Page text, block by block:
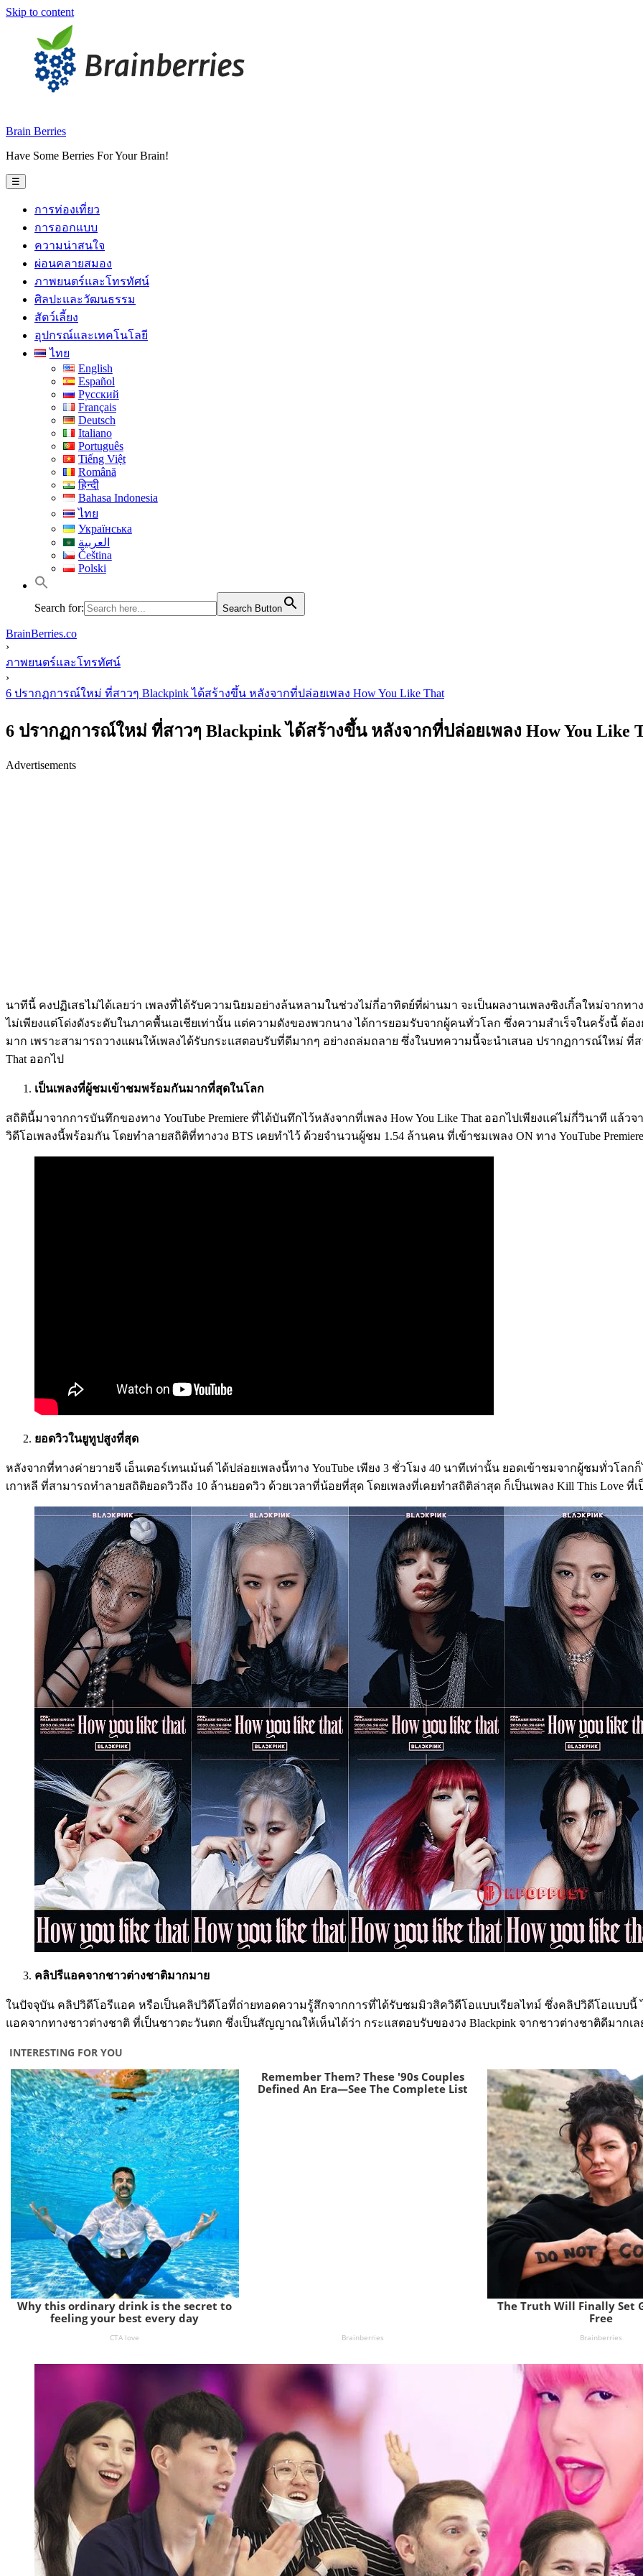
Skip to content
Brain Berries
Have Some Berries For Your Brain!
☰
การท่องเที่ยว
การออกแบบ
ความน่าสนใจ
ผ่อนคลายสมอง
ภาพยนตร์และโทรทัศน์
ศิลปะและวัฒนธรรม
สัตว์เลี้ยง
อุปกรณ์และเทคโนโลยี
ไทย
English
Español
Русский
Français
Deutsch
Italiano
Português
Tiếng Việt
Română
हिन्दी
Bahasa Indonesia
ไทย
Українська
العربية
Čeština
Polski
Search for: Search Button
BrainBerries.co
›
ภาพยนตร์และโทรทัศน์
›
6 ปรากฏการณ์ใหม่ ที่สาวๆ Blackpink ได้สร้างขึ้น หลังจากที่ปล่อยเพลง How You Like That
6 ปรากฏการณ์ใหม่ ที่สาวๆ Blackpink ได้สร้างขึ้น หลังจากที่ปล่อยเพลง How You Like
Advertisements
นาทีนี้ คงปฏิเสธไม่ได้เลยว่า เพลงที่ได้รับความนิยมอย่างล้นหลามในช่วงไม่กี่อาทิตย์ที่ผ่านมา จะเป็นผลงานเพลงซิงเกิ้ลใหม่จากทา
ไม่เพียงแต่โด่งดังระดับในภาคพื้นเอเชียเท่านั้น แต่ความดังของพวกนาง ได้การยอมรับจากผู้คนทั่วโลก ซึ่งความสำเร็จในครั้งนี้ ต้อ
มาก เพราะสามารถวางแผนให้เพลงได้รับกระแสตอบรับที่ดีมากๆ อย่างถล่มถลาย ซึ่งในบทความนี้จะนำเสนอ ปรากฏการณ์ใหม่ ที่ส
That ออกไป
เป็นเพลงที่ผู้ชมเข้าชมพร้อมกันมากที่สุดในโลก
สถิตินี้มาจากการบันทึกของทาง YouTube Premiere ที่ได้บันทึกไว้หลังจากที่เพลง How You Like That ออกไปเพียงแค่ไม่กี่วินาที แ
วิดีโอเพลงนี้พร้อมกัน โดยทำลายสถิติที่ทางวง BTS เคยทำไว้ ด้วยจำนวนผู้ชม 1.54 ล้านคน ที่เข้าชมเพลง ON ทาง YouTube Premiere
ยอดวิวในยูทูปสูงที่สุด
หลังจากที่ทางค่ายวายจี เอ็นเตอร์เทนเม้นต์ ได้ปล่อยเพลงนี้ทาง YouTube เพียง 3 ชั่วโมง 40 นาทีเท่านั้น ยอดเข้าชมจากผู้ชมทั่วโล
เกาหลี ที่สามารถทำลายสถิติยอดวิวถึง 10 ล้านยอดวิว ด้วยเวลาที่น้อยที่สุด โดยเพลงที่เคยทำสถิติล่าสุด ก็เป็นเพลง Kill This Love ที่
คลิปรีแอคจากชาวต่างชาติมากมาย
ในปัจจุบัน คลิปวิดีโอรีแอค หรือเป็นคลิปวิดีโอที่ถ่ายทอดความรู้สึกจากการที่ได้รับชมมิวสิควิดีโอแบบเรียลไทม์ ซึ่งคลิปวิดีโอแบบนี้
แอคจากทางชาวต่างชาติ ที่เป็นชาวตะวันตก ซึ่งเป็นสัญญาณให้เห็นได้ว่า กระแสตอบรับของวง Blackpink จากชาวต่างชาติดีมากเล